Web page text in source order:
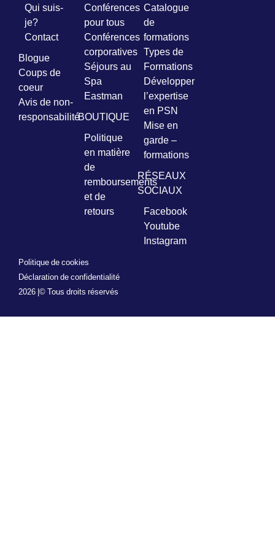
Qui suis-
je?
Contact
Blogue
Coups de
coeur
Avis de non-
responsabilité
Conférences
pour tous
Conférences
corporatives
Séjours au
Spa
Eastman
BOUTIQUE
Politique
en matière
de
remboursements
et de
retours
Catalogue
de
formations
Types de
Formations
Développer
l’expertise
en PSN
Mise en
garde –
formations
RÉSEAUX
SOCIAUX
Facebook
Youtube
Instagram
2026 |© Tous droits réservés
Politique de cookies
Déclaration de confidentialité